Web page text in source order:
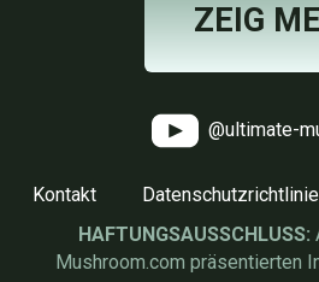
ZEIG
@ultimate-
Kontakt Datenschutzrichtlinie
HAFTUNGSAUSSCHLUSS:
Mushroom.com präsentierten